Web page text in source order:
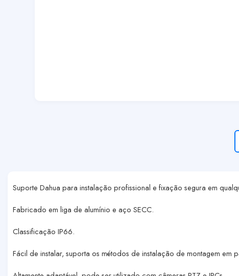
Suporte Dahua para instalação profissional e fixação segura em
Fabricado em liga de alumínio e aço SECC.
Classificação IP66.
Fácil de instalar, suporta os métodos de instalação de montagem em